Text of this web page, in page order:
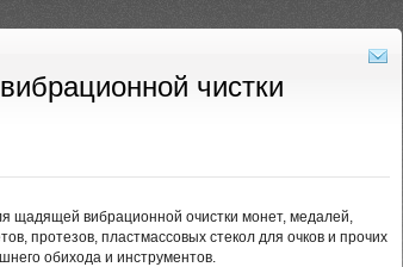
чистки
щадящей вибрационной очистки монет, медалей,
протезов, пластмассовых стекол для очков и прочих
обихода и инструментов.